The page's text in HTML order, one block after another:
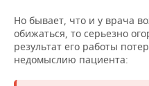
Но бывает, что и у врача
обижаться, то серьезно
результат его работы
недомыслию пациента: